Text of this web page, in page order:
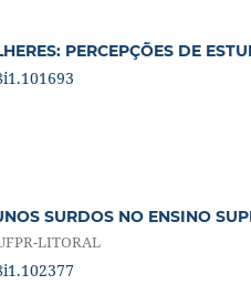
PERCEPÇÕES DE
SURDOS NO ENSINO
LITORAL